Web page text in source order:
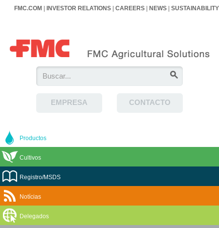
FMC.COM INVESTOR RELATIONS CAREERS NEWS SUSTAINABILITY
EMPRESA CONTACTO
Productos
Cultivos
Registro/MSDS
Notícias
Delegados